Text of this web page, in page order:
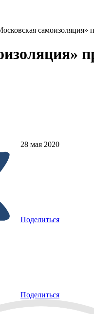
самоизоляция»
28 мая 2020
Поделиться
Поделиться